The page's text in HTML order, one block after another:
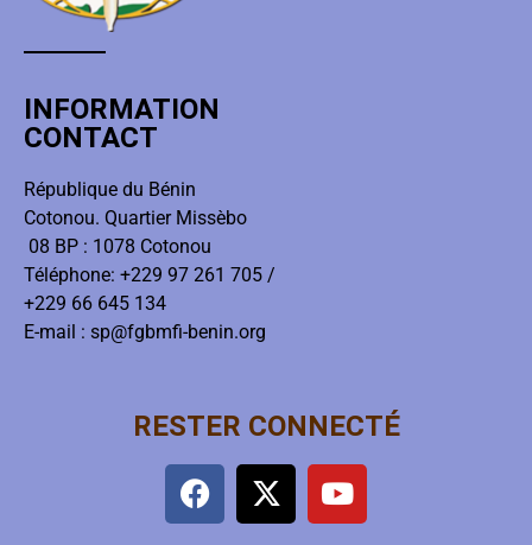
INFORMATION
CONTACT
République du Bénin
Cotonou. Quartier Missèbo
08 BP : 1078 Cotonou
Téléphone: +229 97 261 705 /
+229 66 645 134
E-mail : sp@fgbmfi-benin.org
RESTER CONNECTÉ